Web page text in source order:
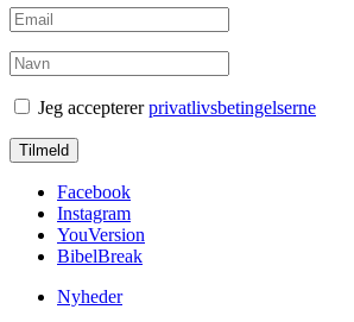
Jeg acceptererprivatlivsbetingelserne
Facebook
Instagram
YouVersion
BibelBreak
Nyheder